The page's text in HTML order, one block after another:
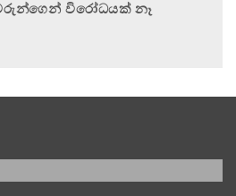
විරෝධයක් නෑ